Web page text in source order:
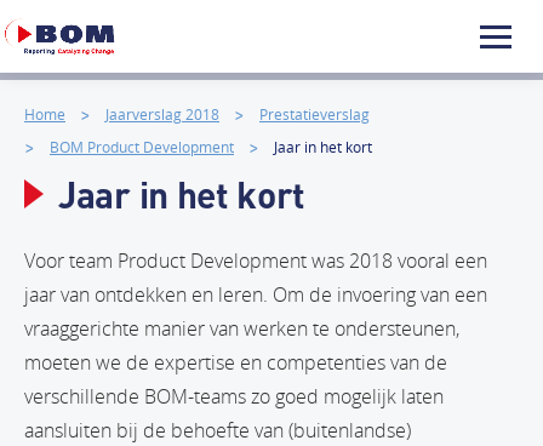
Home Jaarverslag 2018
Prestatieverslag
BOM Product Development
Jaar in het kort
Jaar in het kort
Voor team Product Development was 2018 vooral een
jaar van ontdekken en leren. Om de invoering van een
vraaggerichte manier van werken te ondersteunen,
moeten we de expertise en competenties van de
verschillende BOM-teams zo goed mogelijk laten
aansluiten bij de behoefte van (buitenlandse)